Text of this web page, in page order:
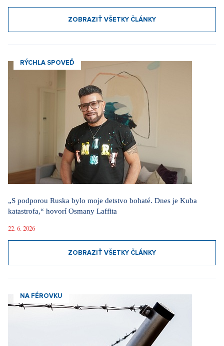
ZOBRAZIŤ VŠETKY ČLÁNKY
RÝCHLA SPOVEĎ
„S podporou Ruska bylo moje detstvo bohaté. Dnes je Kuba
katastrofa,“ hovorí Osmany Laffita
22. 6. 2026
ZOBRAZIŤ VŠETKY ČLÁNKY
NA FÉROVKU